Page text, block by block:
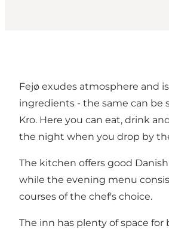
Fejø exudes atmosphere and
ingredients - the same can be
Kro. Here you can eat, drink
the night when you drop by
The kitchen offers good
while the evening menu
courses of the chef's choice.
The inn has plenty of space for